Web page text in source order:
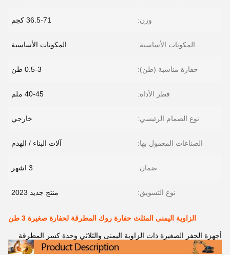
وزن: 36.5-71 كجم
المكونات الأساسية: المكونات الأساسية
حفارة مناسبة (طن): 0.5-3 طن
قطر الأداة: 40-45 ملم
نوع الصمام الرئيسي: خارجي
الصناعات المعمول بها: آلات البناء / الهدم
ضمان: 3 اشهر
نوع التسويق: منتج جديد 2023
الزاوية اليمنى المثلث حفارة روك المطرقة لحفارة صغيرة 3 طن
أجهزة الحفر الصغيرة ذات الزاوية اليمنى والثلاثي وحدة كسر المطرقة